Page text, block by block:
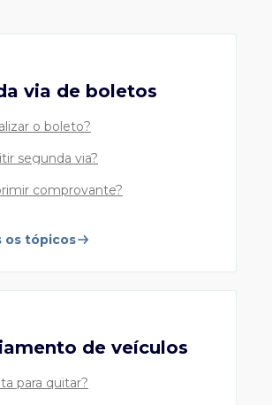
via de boletos
o boleto?
segunda via?
comprovante?
os tópicos
de veículos
para quitar?